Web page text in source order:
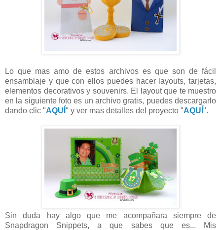
Lo que mas amo de estos archivos es que son de fácil
ensamblaje y que con ellos puedes hacer layouts, tarjetas,
elementos decorativos y souvenirs. El layout que te muestro
en la siguiente foto es un archivo gratis, puedes descargarlo
dando clic "AQUÍ " y ver mas detalles del proyecto "AQUÍ ".
Sin duda hay algo que me acompañara siempre de
Snapdragon Snippets, a que sabes que es... Mis